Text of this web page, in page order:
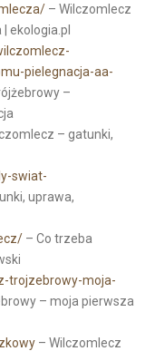
– Wilczomlecz
ekologia.pl
pielegnacja-aa-
–
– gatunki,
swiat-
uprawa,
– Co trzeba
trojzebrowy-moja-
– moja pierwsza
– Wilczomlecz